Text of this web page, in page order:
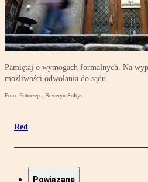
Pamiętaj o wymogach formalnych. Na
możliwości odwołania do sądu
Foto: Fotorzepa, Seweryn Sołtys
Red
Powiązane